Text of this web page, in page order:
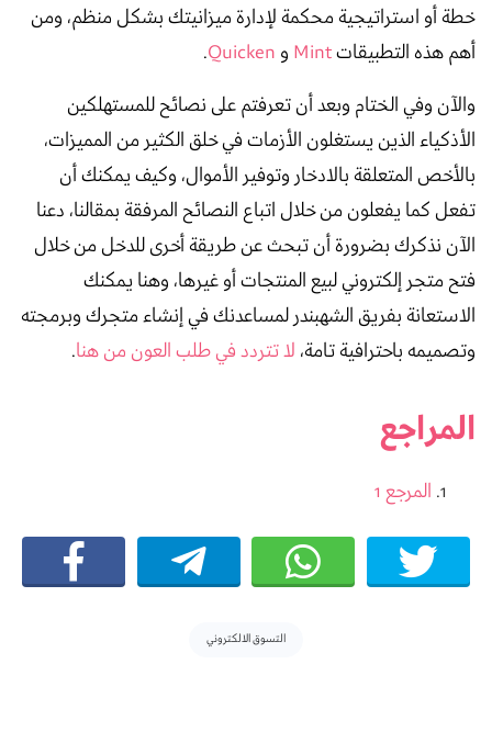
خطة أو استراتيجية محكمة لإدارة ميزانيتك بشكل منظم، ومن
أهم هذه التطبيقاتMint و Quicken
.
والآن وفي الختام وبعد أن تعرفتم على نصائح للمستهلكين
الأذكياء الذين يستغلون الأزمات في خلق الكثير من المميزات،
بالأخص المتعلقة بالادخار وتوفير الأموال، وكيف يمكنك أن
تفعل كما يفعلون من خلال اتباع النصائح المرفقة بمقالنا، دعنا
الآن نذكرك بضرورة أن تبحث عن طريقة أخرى للدخل من خلال
فتح متجر إلكتروني لبيع المنتجات أو غيرها، وهنا يمكنك
الاستعانة بفريق الشهبندر لمساعدنك في إنشاء متجرك وبرمجته
وتصميمه باحترافية تامة، لا تتردد في طلب العون من هنا.
المراجع
المرجع 1
التسوق الالكتروني